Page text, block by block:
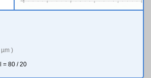
)
= 80 / 20